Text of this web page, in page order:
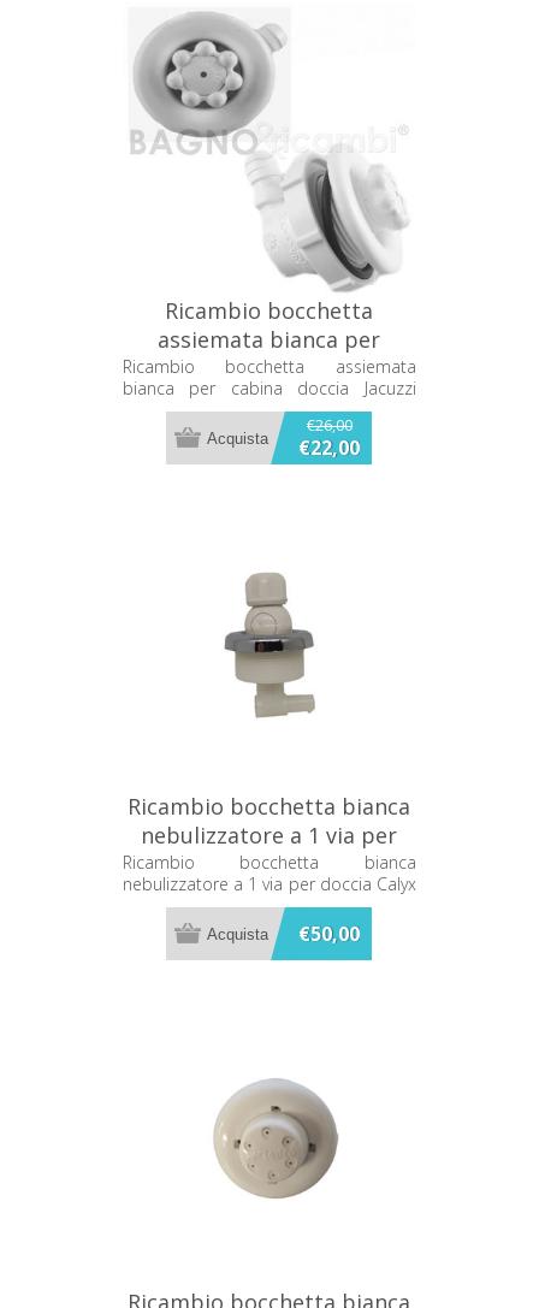
Ricambio bocchetta
assiemata bianca per
cabina doccia Jacuzzi
941400381
Ricambio bocchetta assiemata
bianca per cabina doccia Jacuzzi
941400381
€26,00
€22,00
Ricambio bocchetta bianca
nebulizzatore a 1 via per
doccia Calyx C44236591
Ricambio bocchetta bianca
nebulizzatore a 1 via per doccia Calyx
C44236591
€50,00
Ricambio bocchetta bianca